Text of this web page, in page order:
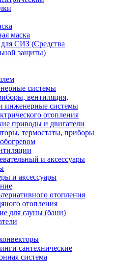
маска
СИЗ (Средства
защиты)
системы
вентиляция,
инженерные системы
отопления
приводы и двигатели
термостаты, приборы
и аксессуары
и аксессуары
отопления
отопления
для сауны (бани)
сантехнические
система